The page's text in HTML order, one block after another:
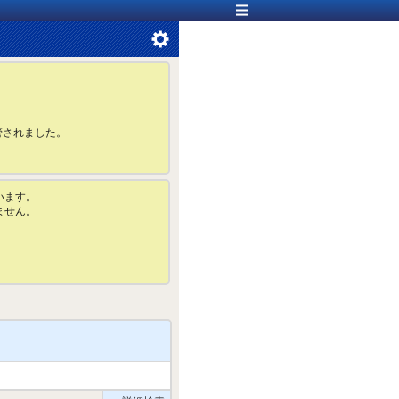
れました。
す。
ん。